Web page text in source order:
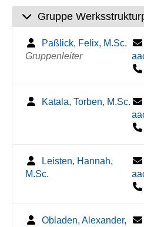
Gruppe
Paßlick, Felix, M.Sc.
Gruppenleiter
Katala, Torben, M.Sc.
Leisten, Hannah,
M.Sc.
Obladen, Alexander,